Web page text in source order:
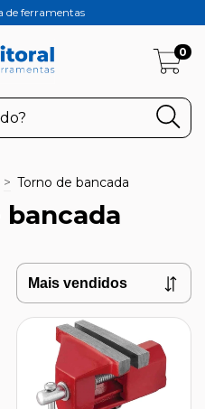
de ferramentas
0
> Torno de bancada
bancada